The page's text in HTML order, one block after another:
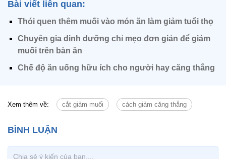
Bài viết liên quan:
Thói quen thêm muối vào món ăn làm giảm tuổi thọ
Chuyên gia dinh dưỡng chỉ mẹo đơn giản để giảm
muối trên bàn ăn
Chế độ ăn uống hữu ích cho người hay căng thẳng
Xem thêm về: cắt giảm muối cách giảm căng thẳng